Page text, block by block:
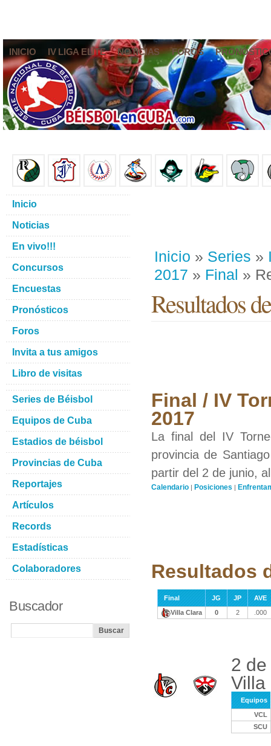
INICIO IV LIGA ELITE NOTICIAS FOROS
Inicio » Series »
2017 » Final »
Resultados
Final / IV
2017
La final del IV
provincia de
partir del 2 de junio,
Calendario | Posiciones |
Resultados
Final JG JP
AVE
Villa Clara
0 2 .000
2
Villa
Equipos
VCL
SCU
Inicio
Noticias
En vivo!!!
Concursos
Encuestas
Pronósticos
Foros
Invita a tus amigos
Libro de visitas
Series de Béisbol
Equipos de Cuba
Estadios de béisbol
Provincias de Cuba
Reportajes
Artículos
Records
Estadísticas
Colaboradores
Buscador